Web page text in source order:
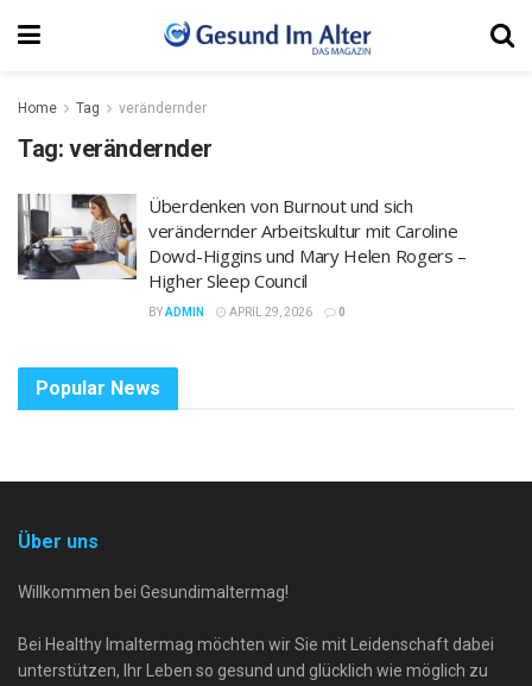
Home Tag verändernder
Tag: verändernder
Überdenken von Burnout und sich
verändernder Arbeitskultur mit Caroline
Dowd-Higgins und Mary Helen Rogers –
Higher Sleep Council
BYADMIN APRIL 29, 2026 0
Popular News
Über uns
Willkommen bei Gesundimaltermag!
Bei Healthy Imaltermag möchten wir Sie mit Leidenschaft dabei
unterstützen, Ihr Leben so gesund und glücklich wie möglich zu